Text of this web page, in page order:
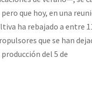
pero que hoy, en una
ha rebajado a entre
que se han
del 5 de